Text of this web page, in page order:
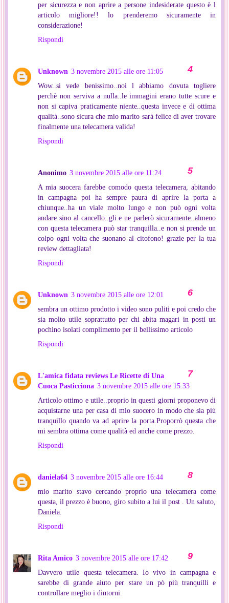
per sicurezza e non aprire a persone indesiderate questo è l
articolo migliore!! lo prenderemo sicuramente in
considerazione!
Rispondi
Unknown 3 novembre 2015 alle ore 11:05
Wow..si vede benissimo..noi l abbiamo dovuta togliere
perchè non serviva a nulla..le immagini erano tutte scure e
non si capiva praticamente niente..questa invece e di ottima
qualità..sono sicura che mio marito sarà felice di aver trovare
finalmente una telecamera valida!
Rispondi
Anonimo 3 novembre 2015 alle ore 11:24
A mia suocera farebbe comodo questa telecamera, abitando
in campagna poi ha sempre paura di aprire la porta a
chiunque..ha un viale molto lungo e non può ogni volta
andare sino al cancello..gli e ne parlerò sicuramente..almeno
con questa telecamera può star tranquilla..e non si prende un
colpo ogni volta che suonano al citofono! grazie per la tua
review dettagliata!
Rispondi
Unknown 3 novembre 2015 alle ore 12:01
sembra un ottimo prodotto i video sono puliti e poi credo che
sia molto utile soprattutto per chi abita magari in posti un
pochino isolati complimento per il bellissimo articolo
Rispondi
L'amica fidata reviews Le Ricette di Una
Cuoca Pasticciona 3 novembre 2015 alle ore 15:33
Articolo ottimo e utile..proprio in questi giorni proponevo di
acquistarne una per casa di mio suocero in modo che sia più
tranquillo quando va ad aprire la porta.Proporrò questa che
mi sembra ottima come qualità ed anche come prezzo.
Rispondi
daniela64 3 novembre 2015 alle ore 16:44
mio marito stavo cercando proprio una telecamera come
questa, il prezzo è buono, giro subito a lui il post . Un saluto,
Daniela.
Rispondi
Rita Amico 3 novembre 2015 alle ore 17:42
Davvero utile questa telecamera. Io vivo in campagna e
sarebbe di grande aiuto per stare un pò più tranquilli e
controllare meglio i dintorni.